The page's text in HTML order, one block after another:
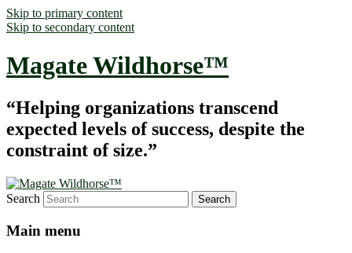
Skip to primary content
Skip to secondary content
Magate Wildhorse™
“Helping organizations transcend
expected levels of success, despite the
constraint of size.”
Search
Main menu